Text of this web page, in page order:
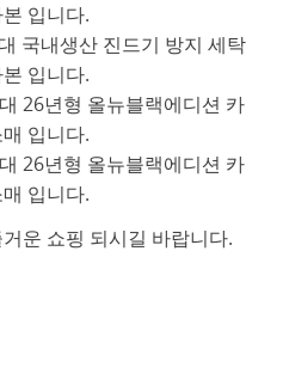
입니다.
국내생산 진드기 방지 세탁
입니다.
26년형 올뉴블랙에디션 카
입니다.
26년형 올뉴블랙에디션 카
입니다.
운 쇼핑 되시길 바랍니다.